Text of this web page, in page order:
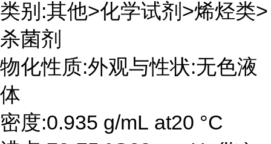
类别:其他>化学试剂>烯烃类>
杀菌剂
物化性质:外观与性状:无色液
体
密度:0.935 g/mL at20 °C